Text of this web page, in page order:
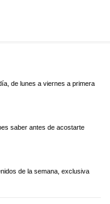
de lunes a viernes a primera
saber antes de acostarte
de la semana, exclusiva